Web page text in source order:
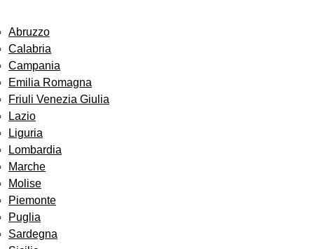
Abruzzo
Calabria
Campania
Emilia Romagna
Friuli Venezia Giulia
Lazio
Liguria
Lombardia
Marche
Molise
Piemonte
Puglia
Sardegna